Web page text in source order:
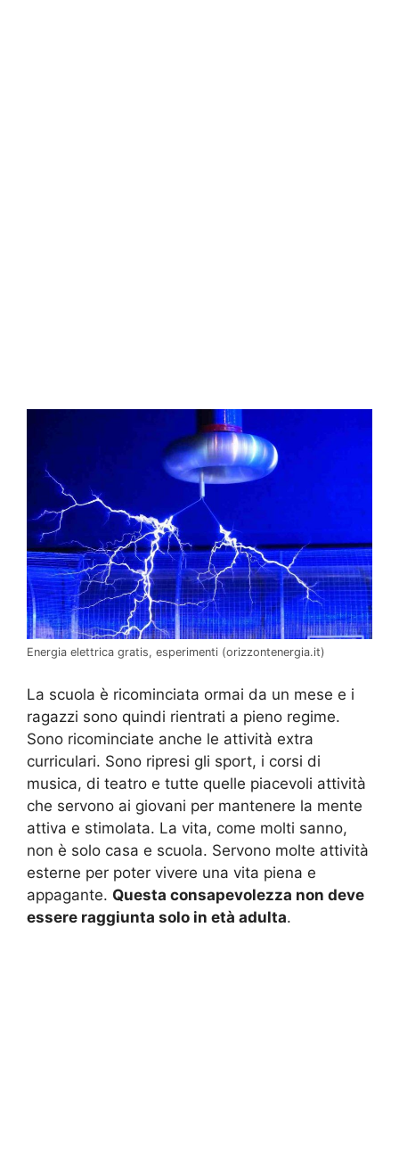
Energia elettrica gratis, esperimenti (orizzontenergia.it)
La scuola è ricominciata ormai da un mese e i
ragazzi sono quindi rientrati a pieno regime.
Sono ricominciate anche le attività extra
curriculari. Sono ripresi gli sport, i corsi di
musica, di teatro e tutte quelle piacevoli attività
che servono ai giovani per mantenere la mente
attiva e stimolata. La vita, come molti sanno,
non è solo casa e scuola. Servono molte attività
esterne per poter vivere una vita piena e
appagante. Questa consapevolezza non deve
essere raggiunta solo in età adulta.